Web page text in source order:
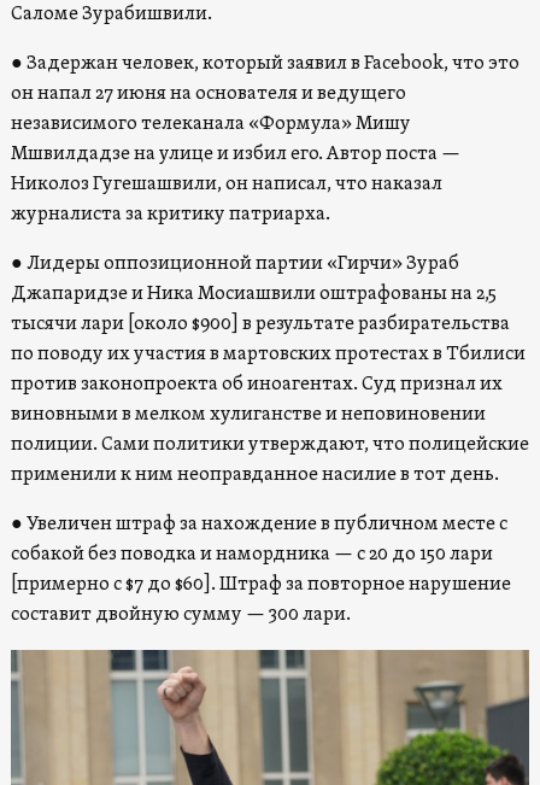
Саломе Зурабишвили.
● Задержан человек, который заявил в Facebook, что это
он напал 27 июня на основателя и ведущего
независимого телеканала «Формула» Мишу
Мшвилдадзе на улице и избил его. Автор поста —
Николоз Гугешашвили, он написал, что наказал
журналиста за критику патриарха.
● Лидеры оппозиционной партии «Гирчи» Зураб
Джапаридзе и Ника Мосиашвили оштрафованы на 2,5
тысячи лари [около $900] в результате разбирательства
по поводу их участия в мартовских протестах в Тбилиси
против законопроекта об иноагентах. Суд признал их
виновными в мелком хулиганстве и неповиновении
полиции. Сами политики утверждают, что полицейские
применили к ним неоправданное насилие в тот день.
● Увеличен штраф за нахождение в публичном месте с
собакой без поводка и намордника — с 20 до 150 лари
[примерно с $7 до $60]. Штраф за повторное нарушение
составит двойную сумму — 300 лари.